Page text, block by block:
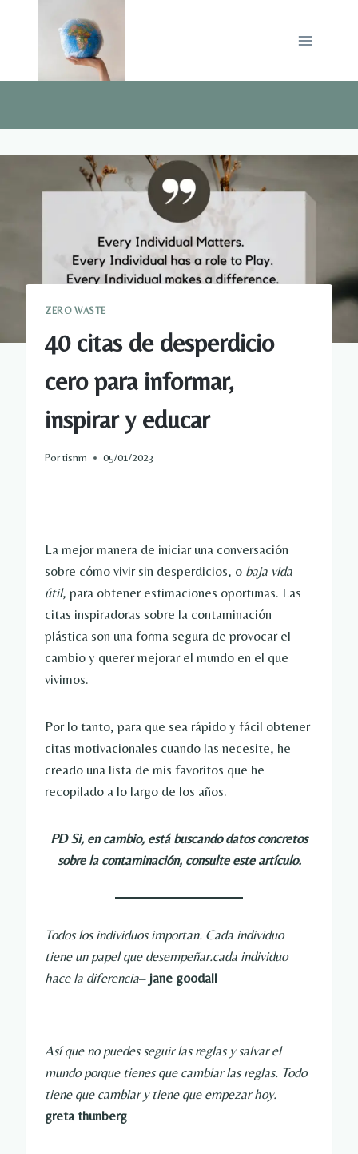
ZERO WASTE
40 citas de desperdicio
cero para informar,
inspirar y educar
Portisnm 05/01/2023
La mejor manera de iniciar una conversación
sobre cómo vivir sin desperdicios, o baja vida
útil, para obtener estimaciones oportunas. Las
citas inspiradoras sobre la contaminación
plástica son una forma segura de provocar el
cambio y querer mejorar el mundo en el que
vivimos.
Por lo tanto, para que sea rápido y fácil obtener
citas motivacionales cuando las necesite, he
creado una lista de mis favoritos que he
recopilado a lo largo de los años.
PD Si, en cambio, está buscando datos concretos
sobre la contaminación, consulte este artículo.
Todos los individuos importan. Cada individuo
tiene un papel que desempeñar.cada individuo
hace la diferencia– jane goodall
Así que no puedes seguir las reglas y salvar el
mundo porque tienes que cambiar las reglas. Todo
tiene que cambiar y tiene que empezar hoy. –
greta thunberg